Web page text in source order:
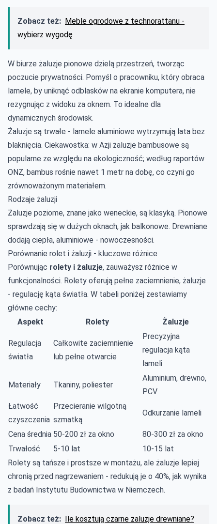
Zobacz też: Meble ogrodowe z technorattanu -
wybierz wygodę
W biurze żaluzje pionowe dzielą przestrzeń, tworząc
poczucie prywatności. Pomyśl o pracowniku, który obraca
lamele, by uniknąć odblasków na ekranie komputera, nie
rezygnując z widoku za oknem. To idealne dla
dynamicznych środowisk.
Żaluzje są trwałe - lamele aluminiowe wytrzymują lata bez
blaknięcia. Ciekawostka: w Azji żaluzje bambusowe są
popularne ze względu na ekologiczność; według raportów
ONZ, bambus rośnie nawet 1 metr na dobę, co czyni go
zrównoważonym materiałem.
Rodzaje żaluzji
Żaluzje poziome, znane jako weneckie, są klasyką. Pionowe
sprawdzają się w dużych oknach, jak balkonowe. Drewniane
dodają ciepła, aluminiowe - nowoczesności.
Porównanie rolet i żaluzji - kluczowe różnice
Porównując rolety i żaluzje, zauważysz różnice w
funkcjonalności. Rolety oferują pełne zaciemnienie, żaluzje
- regulację kąta światła. W tabeli poniżej zestawiamy
główne cechy:
Aspekt
Rolety Żaluzje
Regulacja
światła
Całkowite zaciemnienie
lub pełne otwarcie
Precyzyjna
regulacja kąta
lameli
Materiały Tkaniny, poliester
Aluminium, drewno,
PCV
Łatwość
czyszczenia
Przecieranie wilgotną
szmatką
Odkurzanie lameli
Cena średnia 50-200 zł za okno
80-300 zł za okno
Trwałość
5-10 lat
10-15 lat
Rolety są tańsze i prostsze w montażu, ale żaluzje lepiej
chronią przed nagrzewaniem - redukują je o 40%, jak wynika
z badań Instytutu Budownictwa w Niemczech.
Zobacz też: Ile kosztują czarne żaluzje drewniane?